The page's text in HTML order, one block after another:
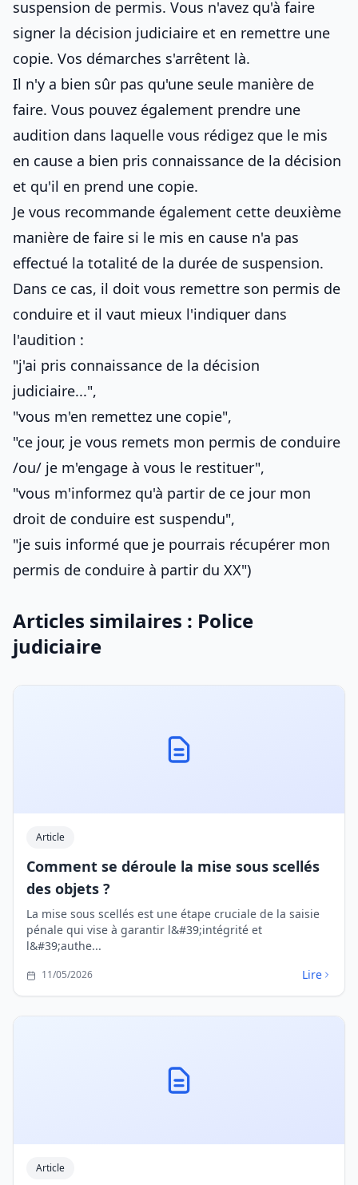
suspension de permis. Vous n'avez qu'à faire
signer la décision judiciaire et en remettre une
copie. Vos démarches s'arrêtent là.
Il n'y a bien sûr pas qu'une seule manière de
faire. Vous pouvez également prendre une
audition dans laquelle vous rédigez que le mis
en cause a bien pris connaissance de la décision
et qu'il en prend une copie.
Je vous recommande également cette deuxième
manière de faire si le mis en cause n'a pas
effectué la totalité de la durée de suspension.
Dans ce cas, il doit vous remettre son permis de
conduire et il vaut mieux l'indiquer dans
l'audition :
"j'ai pris connaissance de la décision
judiciaire...",
"vous m'en remettez une copie",
"ce jour, je vous remets mon permis de conduire
/ou/ je m'engage à vous le restituer",
"vous m'informez qu'à partir de ce jour mon
droit de conduire est suspendu",
"je suis informé que je pourrais récupérer mon
permis de conduire à partir du XX")
Articles similaires : Police
judiciaire
Article
Comment se déroule la mise sous scellés
des objets ?
La mise sous scellés est une étape cruciale de la saisie
pénale qui vise à garantir l&#39;intégrité et
l&#39;authe...
11/05/2026 Lire
Article